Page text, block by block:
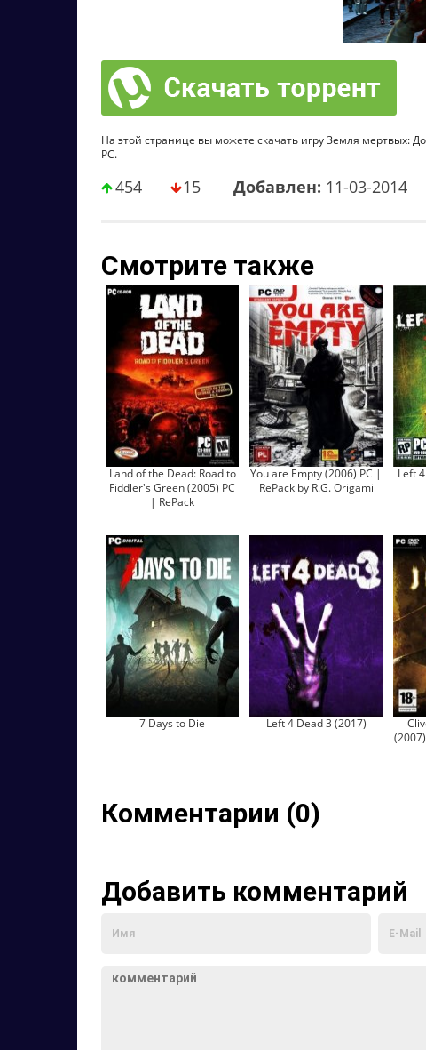
На этой странице вы можете скачать игру Земля мертвых:
PC.
454 15 Добавлен: 11-03-2014
Смотрите также
Land of the Dead: Road to
Fiddler's Green (2005) PC
| RePack
You are Empty (2006) PC |
RePack by R.G. Origami
Left
7 Days to Die Left 4 Dead 3 (2017)
Комментарии (0)
Добавить комментарий